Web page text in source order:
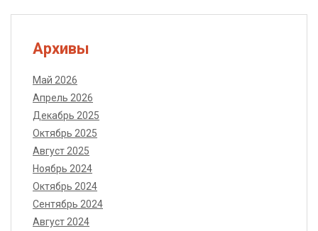
Архивы
Май 2026
Апрель 2026
Декабрь 2025
Октябрь 2025
Август 2025
Ноябрь 2024
Октябрь 2024
Сентябрь 2024
Август 2024